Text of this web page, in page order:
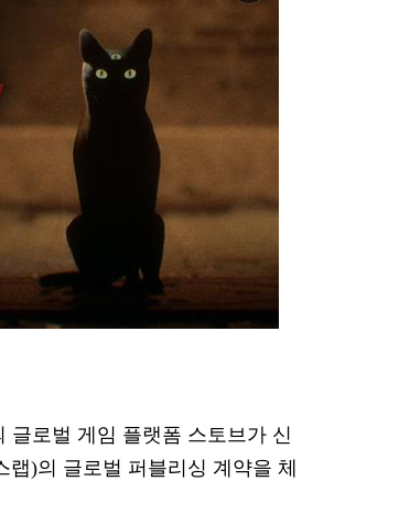
글로벌 게임 플랫폼 스토브가 신
랩)의 글로벌 퍼블리싱 계약을 체